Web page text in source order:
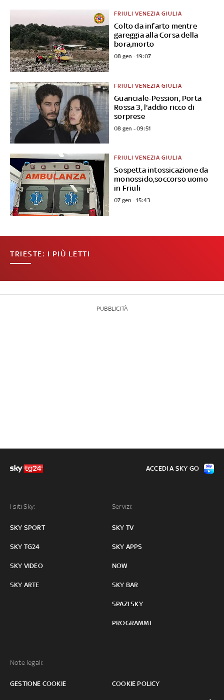
Colto da infarto mentre
gareggia alla Corsa della
bora,morto
FRIULI VENEZIA GIULIA
08 gen - 19:07
Guanciale-Pession, Porta
Rossa 3, l'addio ricco di
sorprese
FRIULI VENEZIA GIULIA
08 gen - 09:51
Sospetta intossicazione da
monossido,soccorso uomo
in Friuli
FRIULI VENEZIA GIULIA
07 gen - 15:43
TRIESTE: I PIÙ LETTI
PUBBLICITÀ
I siti Sky:
SKY SPORT
SKY TG24
SKY VIDEO
SKY ARTE
Servizi:
SKY TV
SKY APPS
NOW
SKY BAR
SPAZI SKY
PROGRAMMI
Note legali:
GESTIONE COOKIE COOKIE POLICY
ACCEDI A SKY GO